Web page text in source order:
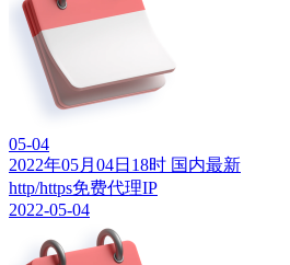
05-04
2022年05月04日18时 国内最新
http/https免费代理IP
2022-05-04